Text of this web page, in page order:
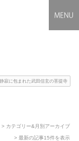
寂に包まれた武田信玄の菩提寺
> カテゴリー&月別アーカイブ
> 最新の記事15件を表示